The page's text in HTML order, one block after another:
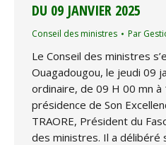
DU 09 JANVIER 2025
Conseil des ministres Par
Le Conseil des ministres
Ouagadougou, le jeudi 09
ordinaire, de 09 H 00 mn à
présidence de Son
TRAORE, Président du
des ministres. Il a délibéré